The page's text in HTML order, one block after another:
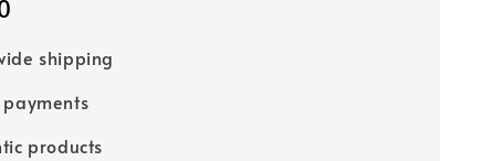
shipping
payments
products